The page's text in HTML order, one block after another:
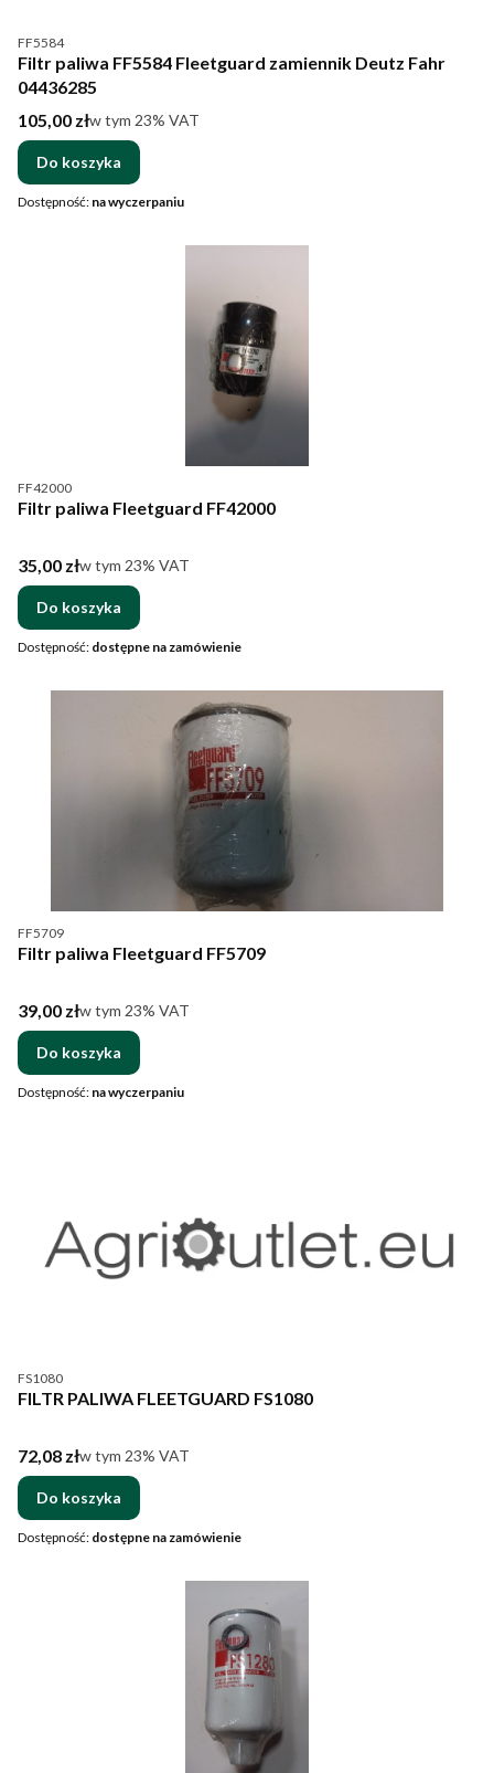
Kod produktu
FF5584
Filtr paliwa FF5584 Fleetguard zamiennik Deutz Fahr
04436285
Cena brutto
105,00 złw tym %s VAT
w tym 23% VAT
Do koszyka
Dostępność: na wyczerpaniu
Kod produktu
FF42000
Filtr paliwa Fleetguard FF42000
Cena brutto
35,00 złw tym %s VAT
w tym 23% VAT
Do koszyka
Dostępność: dostępne na zamówienie
Kod produktu
FF5709
Filtr paliwa Fleetguard FF5709
Cena brutto
39,00 złw tym %s VAT
w tym 23% VAT
Do koszyka
Dostępność: na wyczerpaniu
Kod produktu
FS1080
FILTR PALIWA FLEETGUARD FS1080
Cena brutto
72,08 złw tym %s VAT
w tym 23% VAT
Do koszyka
Dostępność: dostępne na zamówienie